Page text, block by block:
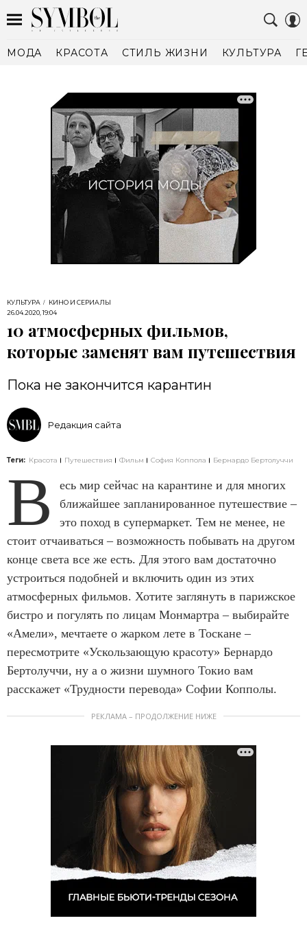
МОДА КРАСОТА СТИЛЬ ЖИЗНИ КУЛЬТУРА
КУЛЬТУРА
КИНО И СЕРИАЛЫ
26.04.2020, 19:04
10 атмосферных фильмов,
которые заменят вам путешествия
Пока не закончится карантин
Редакция сайта
Теги: Красота Путешествия Фильм София Коппола Бернардо Бертолуччи
В
есь мир сейчас на карантине и для многих
ближайшее запланированное путешествие –
это поход в супермаркет. Тем не менее, не
стоит отчаиваться – возможность побывать на другом
конце света все же есть. Для этого вам достаточно
устроиться подобней и включить один из этих
атмосферных фильмов. Хотите заглянуть в парижское
бистро и погулять по лицам Монмартра – выбирайте
«Амели», мечтаете о жарком лете в Тоскане –
пересмотрите «Ускользающую красоту» Бернардо
Бертолуччи, ну а о жизни шумного Токио вам
расскажет «Трудности перевода» Софии Копполы.
РЕКЛАМА – ПРОДОЛЖЕНИЕ НИЖЕ